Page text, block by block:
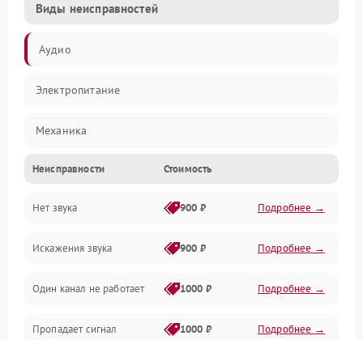
Виды неисправностей
Аудио
Электропитание
Механика
Управление
Корпус/Герметичность
Электронные компоненты
Неисправности Стоимость
Нет звука 900 ₽ Подробнее →
Искажения звука 900 ₽ Подробнее →
Один канал не работает 1000 ₽ Подробнее →
Пропадает сигнал 1000 ₽ Подробнее →